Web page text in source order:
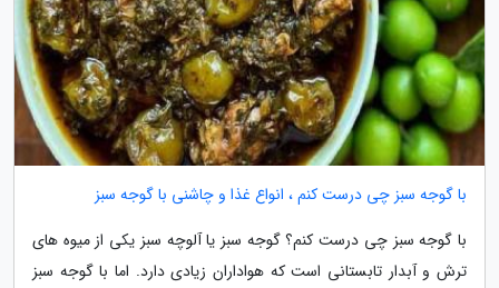
با گوجه سبز چی درست کنم ، انواع غذا و چاشنی با گوجه سبز
با گوجه سبز چی درست کنم؟ گوجه سبز یا آلوچه سبز یکی از میوه های
ترش و آبدار تابستانی است که هواداران زیادی دارد. اما با گوجه سبز